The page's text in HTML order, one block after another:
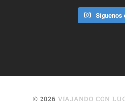
Síguenos
© 2026VIAJANDO CON